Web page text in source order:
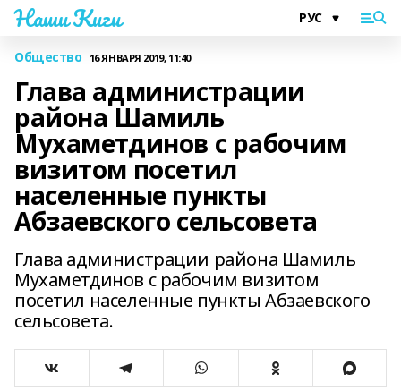
Наши Киги
Общество 16 ЯНВАРЯ 2019, 11:40
Глава администрации
района Шамиль
Мухаметдинов с рабочим
визитом посетил
населенные пункты
Абзаевского сельсовета
Глава администрации района Шамиль
Мухаметдинов с рабочим визитом
посетил населенные пункты Абзаевского
сельсовета.